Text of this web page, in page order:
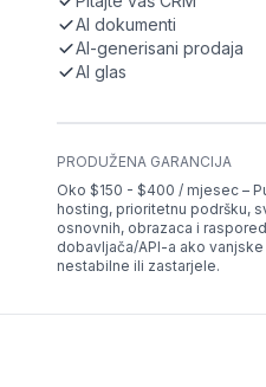
AI dokumenti
AI-generisani prodaja
AI glas
PRODUŽENA GARANCIJA
Oko $150 - $400 / mjesec –
hosting, prioritetnu podršku,
osnovnih, obrazaca i
dobavljača/API-a ako
nestabilne ili zastarjele.